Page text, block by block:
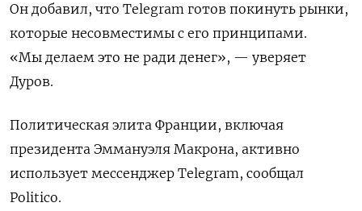
Он добавил, что Telegram готов покинуть рынки,
которые несовместимы с его принципами.
«Мы делаем это не ради денег», — уверяет
Дуров.
Политическая элита Франции, включая
президента Эммануэля Макрона, активно
использует мессенджер Telegram, сообщал
Politico.